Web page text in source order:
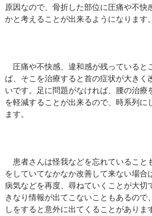
原因なので、骨折した部位に圧痛や不快
かと考えることが出来るようになります。
圧痛や不快感、違和感が残っていると
ば、そこを治療すると首の症状が大きく
いです。足に問題がなければ、腰の治療
を軽減することが出来るので、時系列に
ます。
患者さんは怪我などを忘れていること
をしていてなかなか改善して来ない場合
病気などを再度、尋ねていくことが大切
きなり情報が出てこないこともあるので
しをすると意外に出てくることがありま